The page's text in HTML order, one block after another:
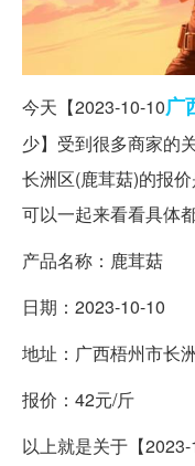
今天【2023-10-10广
少】受到很多商家的
长洲区(鹿茸菇)的报
可以一起来看看具体
产品名称：鹿茸菇
日期：2023-10-10
地址：广西梧州市长
报价：42元/斤
以上就是关于【